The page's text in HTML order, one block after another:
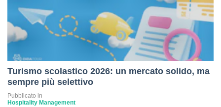
Turismo scolastico 2026: un mercato solido, ma
sempre più selettivo
Pubblicato in
Hospitality Management